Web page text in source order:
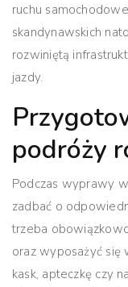
ruchu
skandynawskich
rozwiniętą
jazdy.
podróży
Podczas wyprawy
zadbać o
trzeba
oraz wyposażyć się
kask, apteczkę czy